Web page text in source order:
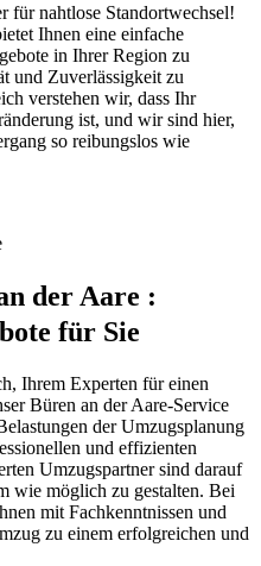
für nahtlose Standortwechsel!
Ihnen eine einfache
in Ihrer Region zu
und Zuverlässigkeit zu
verstehen wir, dass Ihr
ist, und wir sind hier,
so reibungslos wie
der Aare :
für Sie
Ihrem Experten für einen
Büren an der Aare-Service
der Umzugsplanung
und effizienten
Umzugspartner sind darauf
wie möglich zu gestalten. Bei
mit Fachkenntnissen und
zu einem erfolgreichen und